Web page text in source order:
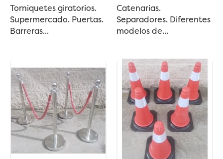
Torniquetes giratorios.
Supermercado. Puertas.
Barreras...
Catenarias.
Separadores. Diferentes
modelos de...